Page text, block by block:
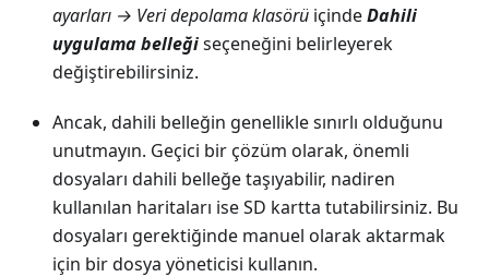
ayarları → Veri depolama klasörü içindeDahili
uygulama belleğiseçeneğini belirleyerek
değiştirebilirsiniz.
Ancak, dahili belleğin genellikle sınırlı olduğunu
unutmayın. Geçici bir çözüm olarak, önemli
dosyaları dahili belleğe taşıyabilir, nadiren
kullanılan haritaları ise SD kartta tutabilirsiniz. Bu
dosyaları gerektiğinde manuel olarak aktarmak
için bir dosya yöneticisi kullanın.